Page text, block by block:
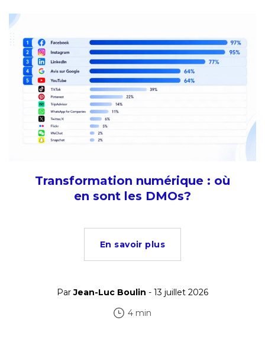
Transformation numérique : où
en sont les DMOs?
En savoir plus
ParJean-Luc Boulin - 13 juillet 2026
4 min